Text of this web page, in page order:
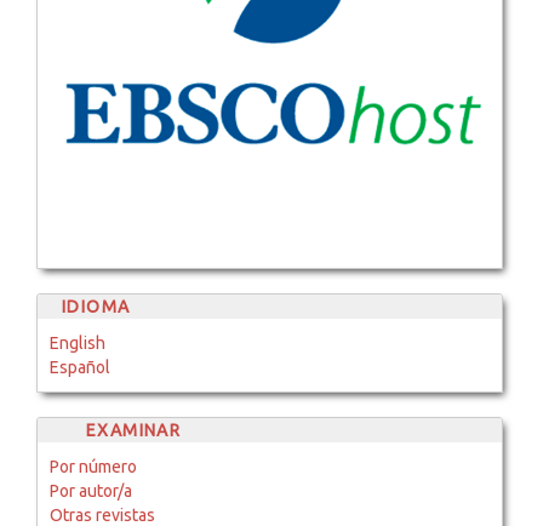
IDIOMA
English
Español
EXAMINAR
Por número
Por autor/a
Otras revistas